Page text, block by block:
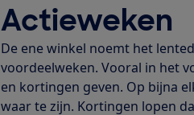
Actieweken
De ene winkel noemt het
voordeelweken. Vooral in het
en kortingen geven. Op bijna
waar te zijn. Kortingen lopen